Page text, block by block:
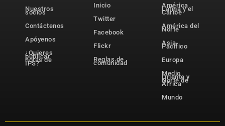
Nuestros
socios
Contáctenos
Apóyenos
¿Quieres
publicar
notas de
IPS?
Inicio
Twitter
Facebook
Flickr
Reglas de
comunidad
América
Latina y el
Caribe
América del
Norte
Asia-
Pacífico
Europa
Medio
Oriente y
Norte de
África
Mundo